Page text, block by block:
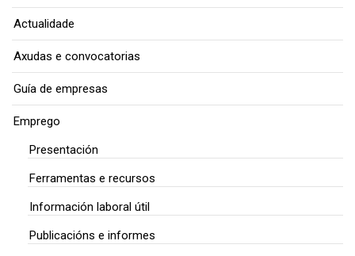
Actualidade
Axudas e convocatorias
Guía de empresas
Emprego
Presentación
Ferramentas e recursos
Información laboral útil
Publicacións e informes